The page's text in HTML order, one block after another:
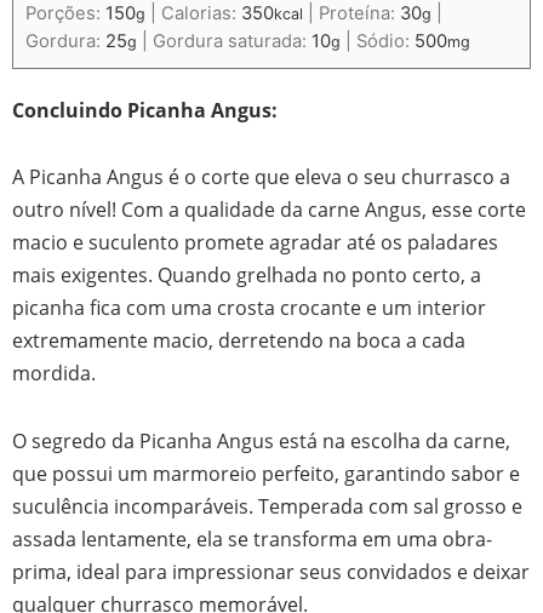
Porções: 150g Calorias: 350kcal Proteína: 30g
Gordura: 25g Gordura saturada: 10g Sódio: 500mg
Concluindo Picanha Angus:
A Picanha Angus é o corte que eleva o seu churrasco a
outro nível! Com a qualidade da carne Angus, esse corte
macio e suculento promete agradar até os paladares
mais exigentes. Quando grelhada no ponto certo, a
picanha fica com uma crosta crocante e um interior
extremamente macio, derretendo na boca a cada
mordida.
O segredo da Picanha Angus está na escolha da carne,
que possui um marmoreio perfeito, garantindo sabor e
suculência incomparáveis. Temperada com sal grosso e
assada lentamente, ela se transforma em uma obra-
prima, ideal para impressionar seus convidados e deixar
qualquer churrasco memorável.